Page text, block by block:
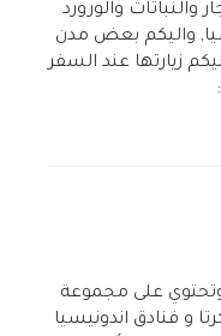
والنباتات والورورد
واليكم بعض مدن
زيارتها عند السفر
على مجموعة
و فنادق اندونيسيا